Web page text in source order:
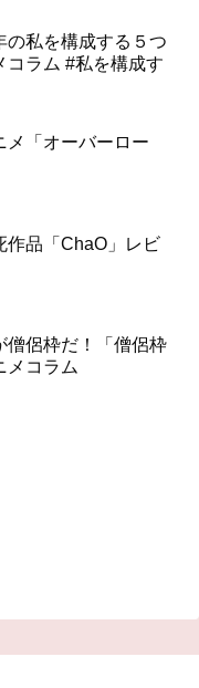
の私を構成する５つ
コラム #私を構成す
メ「オーバーロー
作品「ChaO」レビ
僧侶枠だ！「僧侶枠
メコラム